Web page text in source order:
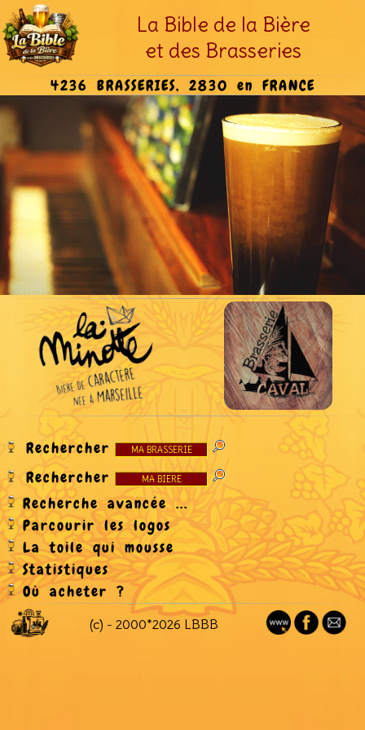
La Bible de la Bière
et des Brasseries
4236 BRASSERIES, 2830 en FRANCE
Rechercher
Rechercher
Recherche avancée ...
Parcourir les logos
La toile qui mousse
Statistiques
Où acheter ?
(c) - 2000*2026 LBBB